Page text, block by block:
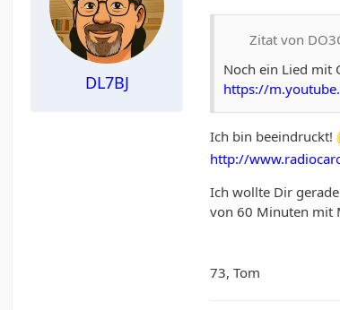
DL7BJ
Zitat von
Noch ein Lied mit
https://
Ich bin beeindruckt!
http://
Ich wollte Dir
von 60 Minuten
73, Tom